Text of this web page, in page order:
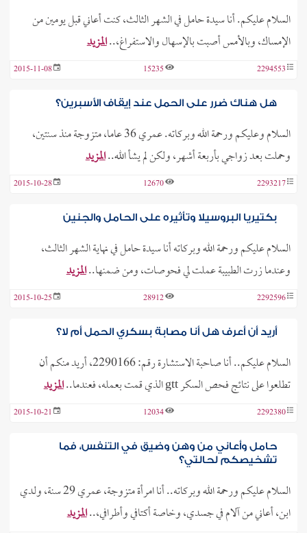
السلام عليكم. أنا سيدة حامل في الشهر الثالث، كنت أعاني قبل يومين من
الإمساك، وبالأمس أصبت بالإسهال والاستفراغ،..المزيد
2294553
15235
2015-11-08
هل هناك ضرر على الحمل عند إيقاف الأسبرين؟
السلام وعليكم ورحمة الله وبركاته. عمري 36 عاما، متزوجة منذ سنتين،
وحملت بعد زواجي بأربعة أشهر، ولكن لم يشأ الله..المزيد
2293217
12670
2015-10-28
بكتيريا البروسيلا وتأثيره على الحامل والجنين
السلام عليكم ورحمة الله وبركاته أنا سيدة حامل في نهاية الشهر الثالث،
وعندما زرت الطبيبة عملت لي فحوصات، ومن ضمنها..المزيد
2292596
28912
2015-10-25
أريد أن أعرف هل أنا مصابة بسكري الحمل أم لا؟
السلام عليكم.. أنا صاحبة الاستشارة رقم: 2290166، أريد منكم أن
تطلعوا على نتائج فحص السكر gtt الذي قمت بعمله، فعندما..
المزيد
2292380
12034
2015-10-21
حامل وأعاني من وهن وضيق في التنفس، فما
تشخيصكم لحالتي؟
السلام عليكم ورحمة الله وبركاته.. أنا امرأة متزوجة، عمري 29 سنة، ولدي
ابن، أعاني من آلام في جسدي، وخاصة أكتافي وأطرافي،..المزيد